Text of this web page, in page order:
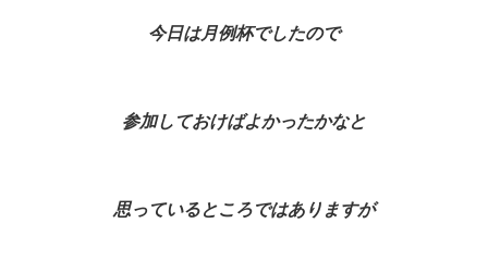
今日は月例杯でしたので
参加しておけばよかったかなと
思っているところではありますが